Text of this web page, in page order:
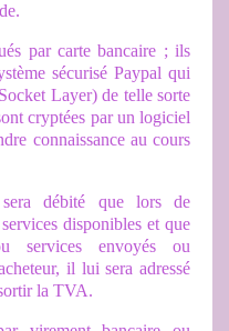
par carte bancaire ; ils
sécurisé Paypal qui
Layer) de telle sorte
cryptées par un logiciel
connaissance au cours
débité que lors de
disponibles et que
services envoyés ou
il lui sera adressé
la TVA.